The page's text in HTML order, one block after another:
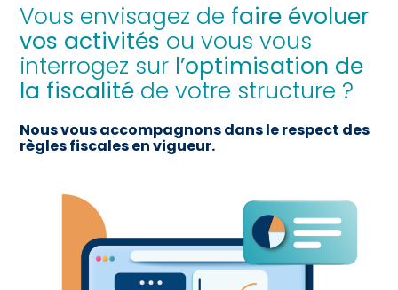
Vous envisagez de faire évoluer
vos activités ou vous vous
interrogez sur l’optimisation de
la fiscalité de votre structure ?
Nous vous accompagnons dans le respect des
règles fiscales en vigueur.